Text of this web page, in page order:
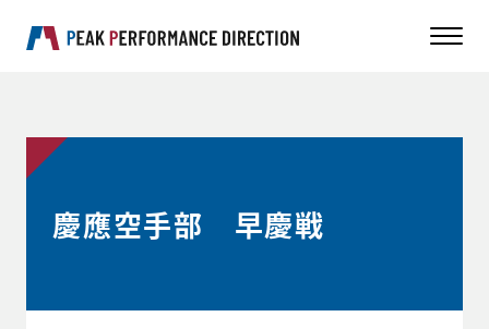
慶應空手部 早慶戦